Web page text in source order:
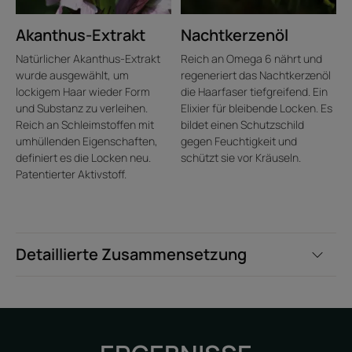
Detaillierte Zusammensetzung
Akanthus-Extrakt
Natürlicher Akanthus-Extrakt
wurde ausgewählt, um
lockigem Haar wieder Form
und Substanz zu verleihen.
Reich an Schleimstoffen mit
umhüllenden Eigenschaften,
definiert es die Locken neu.
Patentierter Aktivstoff.
Nachtkerzenöl
Reich an Omega 6 nährt und
regeneriert das Nachtkerzenöl
die Haarfaser tiefgreifend. Ein
Elixier für bleibende Locken. Es
bildet einen Schutzschild
gegen Feuchtigkeit und
schützt sie vor Kräuseln.